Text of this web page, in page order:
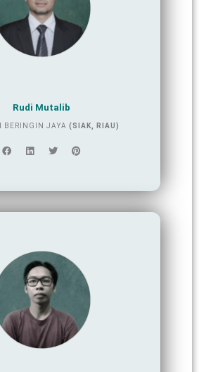
Rudi Mutalib
BERINGIN JAYA (SIAK, RIAU)